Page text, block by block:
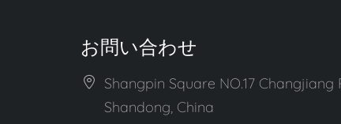
お問い合わせ
Shangpin Square NO.17
Shandong, China